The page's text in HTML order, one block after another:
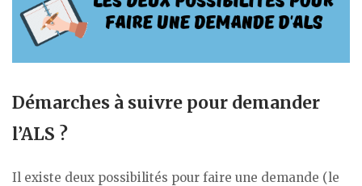
Démarches à suivre pour demander
l’ALS ?
Il existe deux possibilités pour faire une demande (le